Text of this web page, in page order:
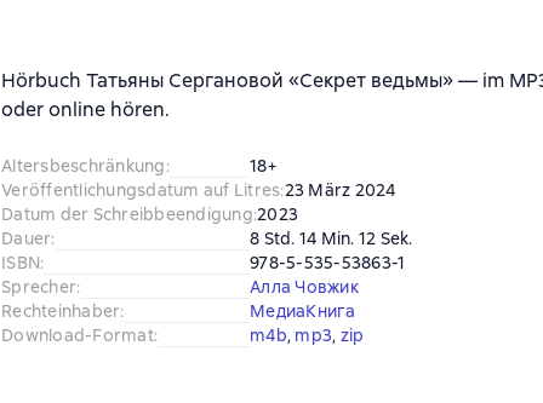
Hörbuch Татьяны Сергановой «Секрет ведьмы» — im
oder online hören.
Altersbeschränkung:
18+
Veröffentlichungsdatum auf Litres:23 März 2024
Datum der Schreibbeendigung:2023
Dauer:
8 Std. 14 Min. 12 Sek.
ISBN:
978-5-535-53863-1
Sprecher:
Алла Човжик
Rechteinhaber:
МедиаКнига
Download-Format: m4b, mp3, zip